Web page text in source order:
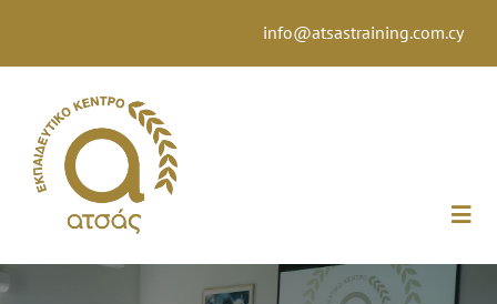
περιεχόμενο
info@atsastraining.com.cy